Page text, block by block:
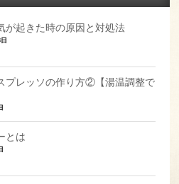
が起きた時の原因と対処法
プレッソの作り方②【湯温調整で
とは